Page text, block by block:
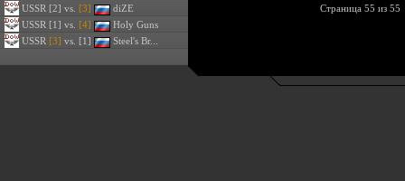
USSR [2] vs. [3]
diZE
USSR [1] vs. [4]
Holy Guns
USSR [3] vs. [1] Steel's Br...
Страница 55 из 55